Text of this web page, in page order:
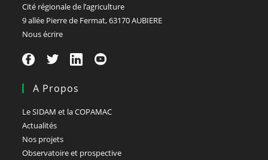
Cité régionale de l’agriculture
9 allée Pierre de Fermat, 63170 AUBIERE
Nous écrire
A Propos
Le SIDAM et la COPAMAC
Actualités
Nos projets
Observatoire et prospective